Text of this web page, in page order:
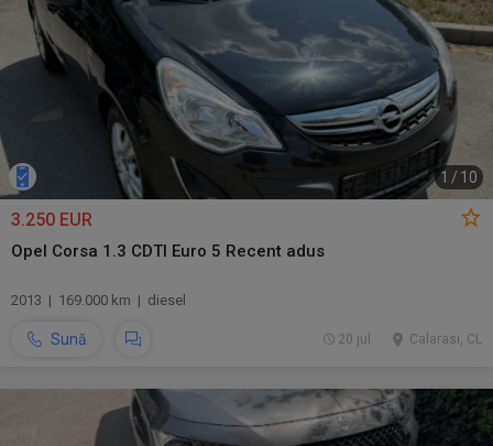
1 / 10
3.250 EUR
Opel Corsa 1.3 CDTI Euro 5 Recent adus
2013 | 169.000 km | diesel
Sună Calarasi, CL
20 jul.